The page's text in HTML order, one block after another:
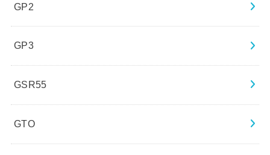
GP2
GP3
GSR55
GTO